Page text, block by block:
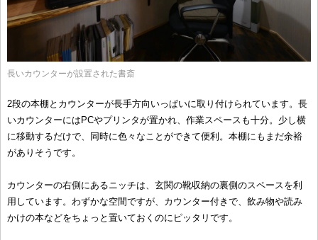
長いカウンターが設置された書斎
2段の本棚とカウンターが長手方向いっぱいに取り付けられています。長
いカウンターにはPCやプリンタが置かれ、作業スペースも十分。少し横
に移動するだけで、同時に色々なことができて便利。本棚にもまだ余裕
がありそうです。
カウンターの右側にあるニッチは、玄関の靴収納の裏側のスペースを利
用しています。わずかな空間ですが、カウンター付きで、飲み物や読み
かけの本などをちょっと置いておくのにピッタリです。